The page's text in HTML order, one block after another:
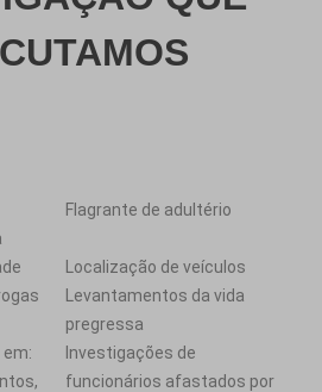
Flagrante de adultério
Localização de veículos
Levantamentos da vida
pregressa
Investigações de
funcionários afastados por